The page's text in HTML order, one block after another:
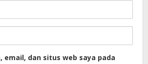
email, dan situs web saya pada